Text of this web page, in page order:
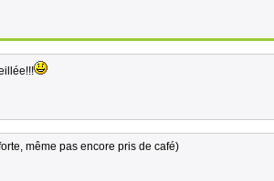
même pas encore pris de café)